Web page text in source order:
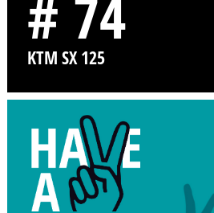
# 74
KTM SX 125